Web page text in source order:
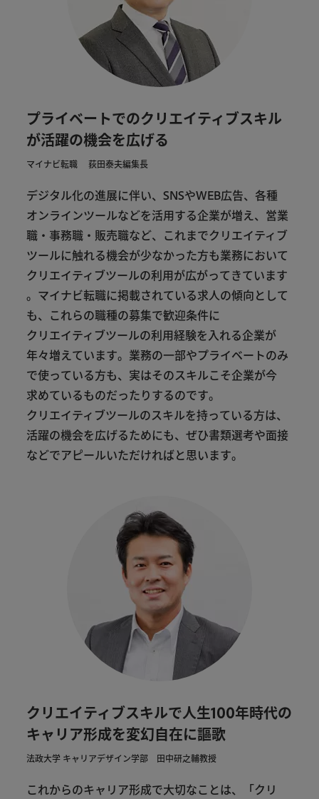
プライベートでのクリエイティブスキル
が活躍の機会を広げる
マイナビ転職 荻田泰夫編集長
デジタル化の進展に伴い、SNSやWEB広告、 各種
オンラインツールなどを活用する企業が増え、 営業
職 ・ 事務職 ・ 販売職など、 これまでクリエイティブ
ツールに触れる機会が少なかった方も業務において
クリエイティブツールの利用が広がってきています
。 マイナビ転職に掲載されている求人の傾向として
も、 これらの職種の募集で歓迎条件に
クリエイティブツールの利用経験を入れる企業が
年々増えています。 業務の一部やプライベートのみ
で使っている方も、 実はそのスキルこそ企業が今
求めているものだったりするのです。
クリエイティブツールのスキルを持っている方は、
活躍の機会を広げるためにも、ぜひ書類選考や面接
などでアピールいただければと思います。
クリエイティブスキルで人生100年時代の
キャリア形成を変幻自在に謳歌
法政大学 キャリアデザイン学部 田中研之輔教授
これからのキャリア形成で大切なことは、
「クリ